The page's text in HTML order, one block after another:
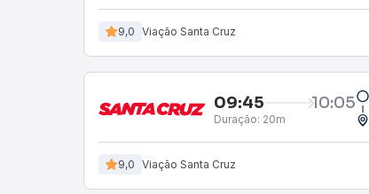
9,0 Viação Santa Cruz
09:45 10:05
Duração: 20m
9,0 Viação Santa Cruz